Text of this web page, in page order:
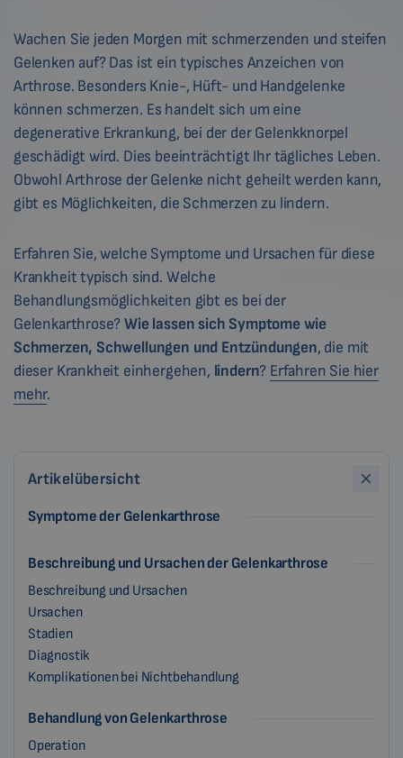
Wachen Sie jeden Morgen mit schmerzenden und steifen
Gelenken auf? Das ist ein typisches Anzeichen von
Arthrose. Besonders Knie-, Hüft- und Handgelenke
können schmerzen. Es handelt sich um eine
degenerative Erkrankung, bei der der Gelenkknorpel
geschädigt wird. Dies beeinträchtigt Ihr tägliches Leben.
Obwohl Arthrose der Gelenke nicht geheilt werden kann,
gibt es Möglichkeiten, die Schmerzen zu lindern.
Erfahren Sie, welche Symptome und Ursachen für diese
Krankheit typisch sind. Welche
Behandlungsmöglichkeiten gibt es bei der
Gelenkarthrose?Wie lassen sich Symptome wie
Schmerzen, Schwellungen und Entzündungen, die mit
dieser Krankheit einhergehen, lindern? Erfahren Sie hier
mehr.
Artikelübersicht
Symptome der Gelenkarthrose
Beschreibung und Ursachen der Gelenkarthrose
Beschreibung und Ursachen
Ursachen
Stadien
Diagnostik
Komplikationen bei Nichtbehandlung
Behandlung von Gelenkarthrose
Operation